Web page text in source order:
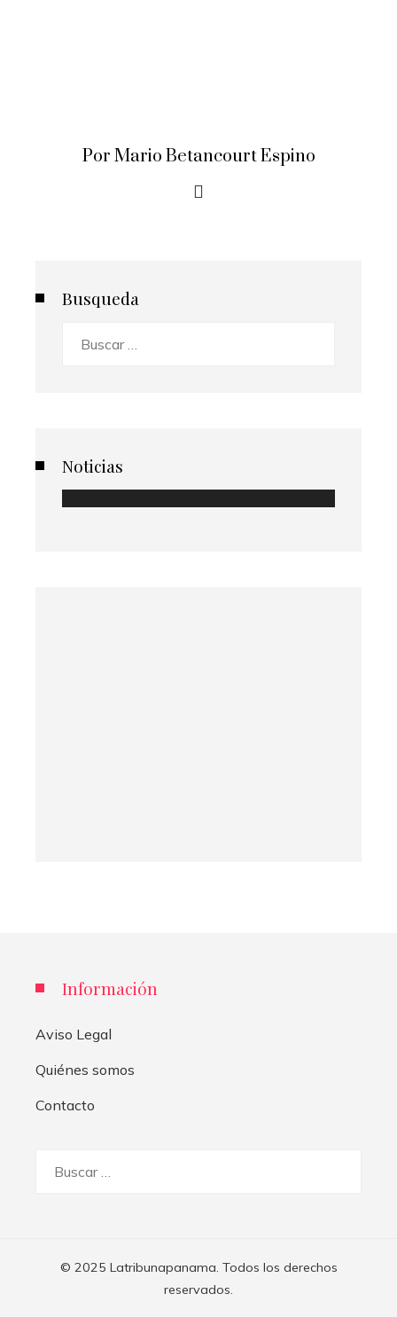
Por Mario Betancourt Espino
Busqueda
Noticias
Información
Aviso Legal
Quiénes somos
Contacto
© 2025 Latribunapanama. Todos los derechos
reservados.